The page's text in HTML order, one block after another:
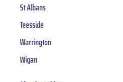
St Albans
Teesside
Warrington
Wigan